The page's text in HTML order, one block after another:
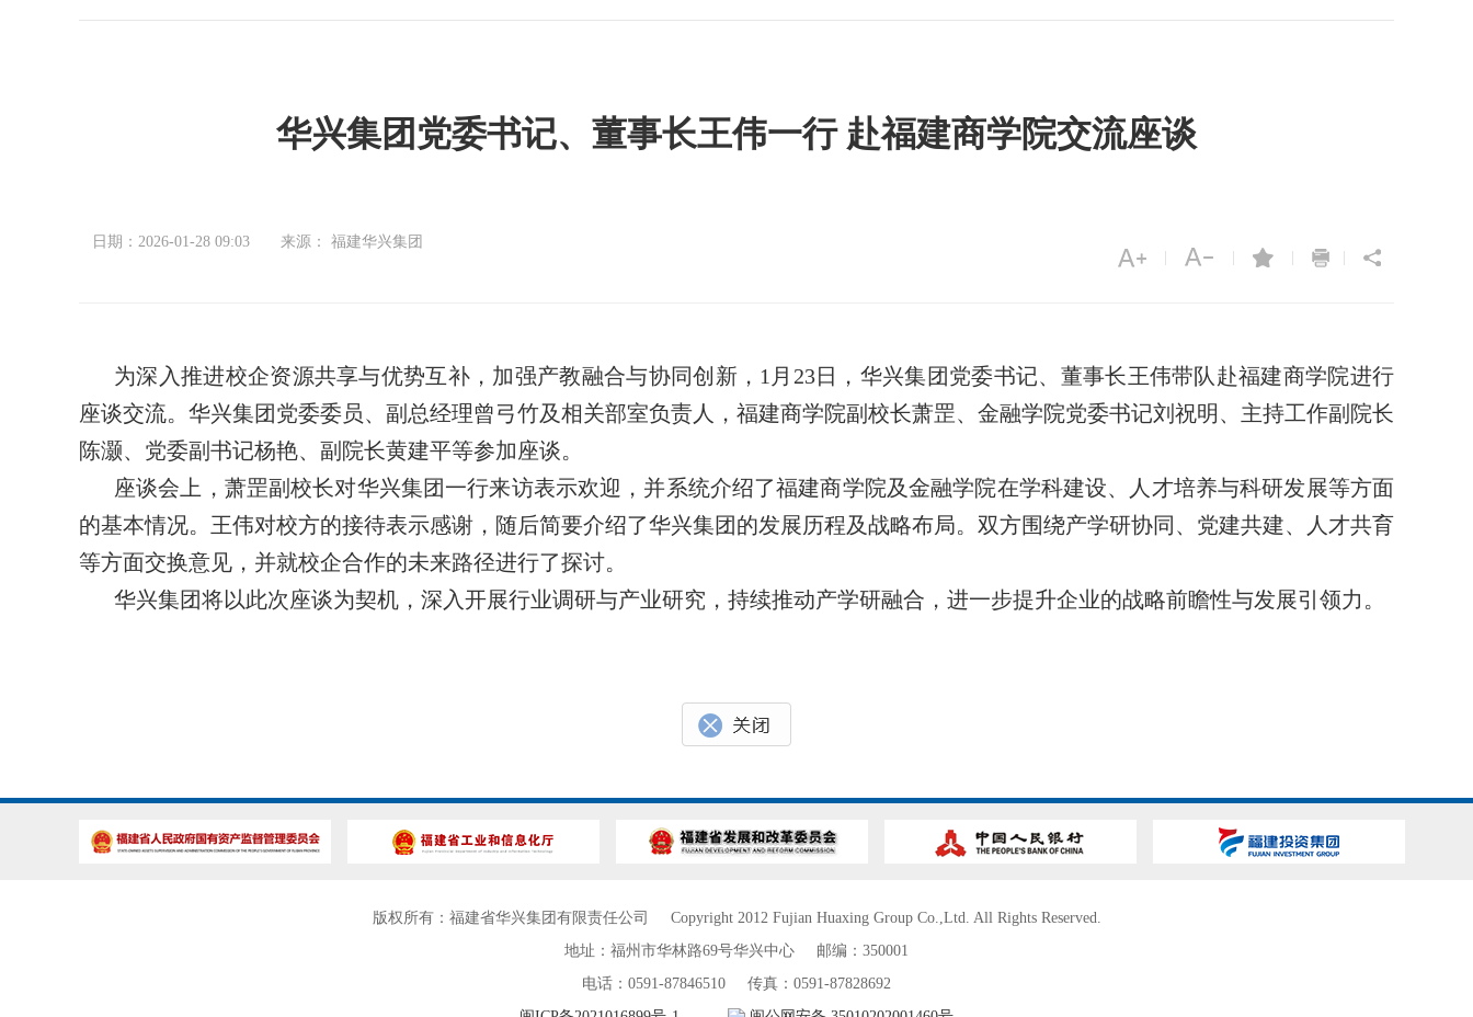
华兴集团党委书记、董事长王伟一行 赴福建商学院交流座谈
日期：2026-01-28 09:03
来源： 福建华兴集团
|
| | |
为深入推进校企资源共享与优势互补，加强产教融合与协同创新，1月23日，华兴集团党委书记、董事长王伟带队赴福建商学院进行
座谈交流。华兴集团党委委员、副总经理曾弓竹及相关部室负责人，福建商学院副校长萧罡、金融学院党委书记刘祝明、主持工作副院长
陈灏、党委副书记杨艳、副院长黄建平等参加座谈。
座谈会上，萧罡副校长对华兴集团一行来访表示欢迎，并系统介绍了福建商学院及金融学院在学科建设、人才培养与科研发展等方面
的基本情况。王伟对校方的接待表示感谢，随后简要介绍了华兴集团的发展历程及战略布局。双方围绕产学研协同、党建共建、人才共育
等方面交换意见，并就校企合作的未来路径进行了探讨。
华兴集团将以此次座谈为契机，深入开展行业调研与产业研究，持续推动产学研融合，进一步提升企业的战略前瞻性与发展引领力。
版权所有：福建省华兴集团有限责任公司
Copyright 2012 Fujian Huaxing Group Co.,Ltd. All Rights Reserved.
地址：福州市华林路69号华兴中心
邮编：350001
电话：0591-87846510
传真：0591-87828692